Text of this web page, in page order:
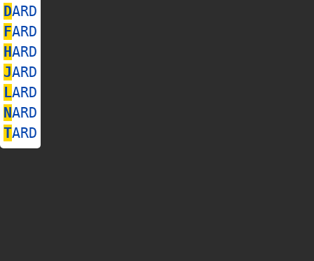
DARD
FARD
HARD
JARD
LARD
NARD
TARD